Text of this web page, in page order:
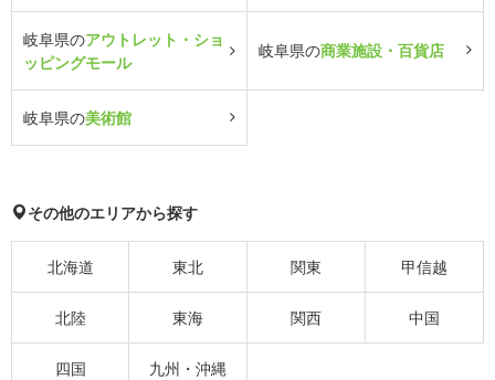
岐阜県のアウトレット・ショ
ッピングモール
岐阜県の商業施設・百貨店
岐阜県の美術館
その他のエリアから探す
北海道 東北 関東 甲信越
北陸 東海 関西 中国
四国 九州・沖縄